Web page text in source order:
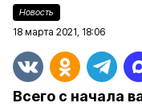
Новость
18 марта 2021, 18:06
Всего с начала